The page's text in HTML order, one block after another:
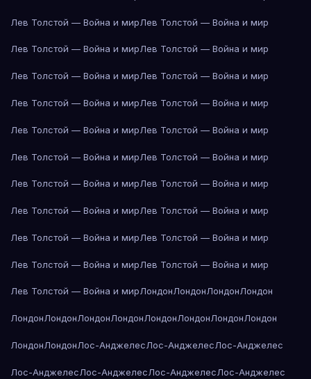
Лев Толстой — Война и мирЛев Толстой — Война и мир
Лев Толстой — Война и мирЛев Толстой — Война и мир
Лев Толстой — Война и мирЛев Толстой — Война и мир
Лев Толстой — Война и мирЛев Толстой — Война и мир
Лев Толстой — Война и мирЛев Толстой — Война и мир
Лев Толстой — Война и мирЛев Толстой — Война и мир
Лев Толстой — Война и мирЛев Толстой — Война и мир
Лев Толстой — Война и мирЛев Толстой — Война и мир
Лев Толстой — Война и мирЛев Толстой — Война и мир
Лев Толстой — Война и мирЛев Толстой — Война и мир
Лев Толстой — Война и мирЛондонЛондонЛондонЛондон
ЛондонЛондонЛондонЛондонЛондонЛондонЛондонЛондон
ЛондонЛондонЛос-АнджелесЛос-АнджелесЛос-Анджелес
Лос-АнджелесЛос-АнджелесЛос-АнджелесЛос-Анджелес